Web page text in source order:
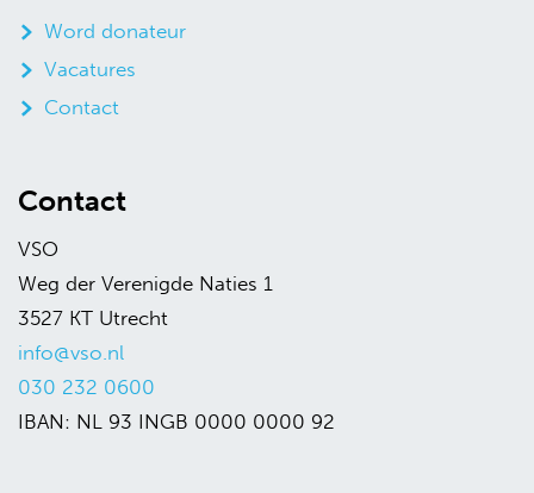
Word donateur
Vacatures
Contact
Contact
VSO
Weg der Verenigde Naties 1
3527 KT Utrecht
info@vso.nl
030 232 0600
IBAN: NL 93 INGB 0000 0000 92